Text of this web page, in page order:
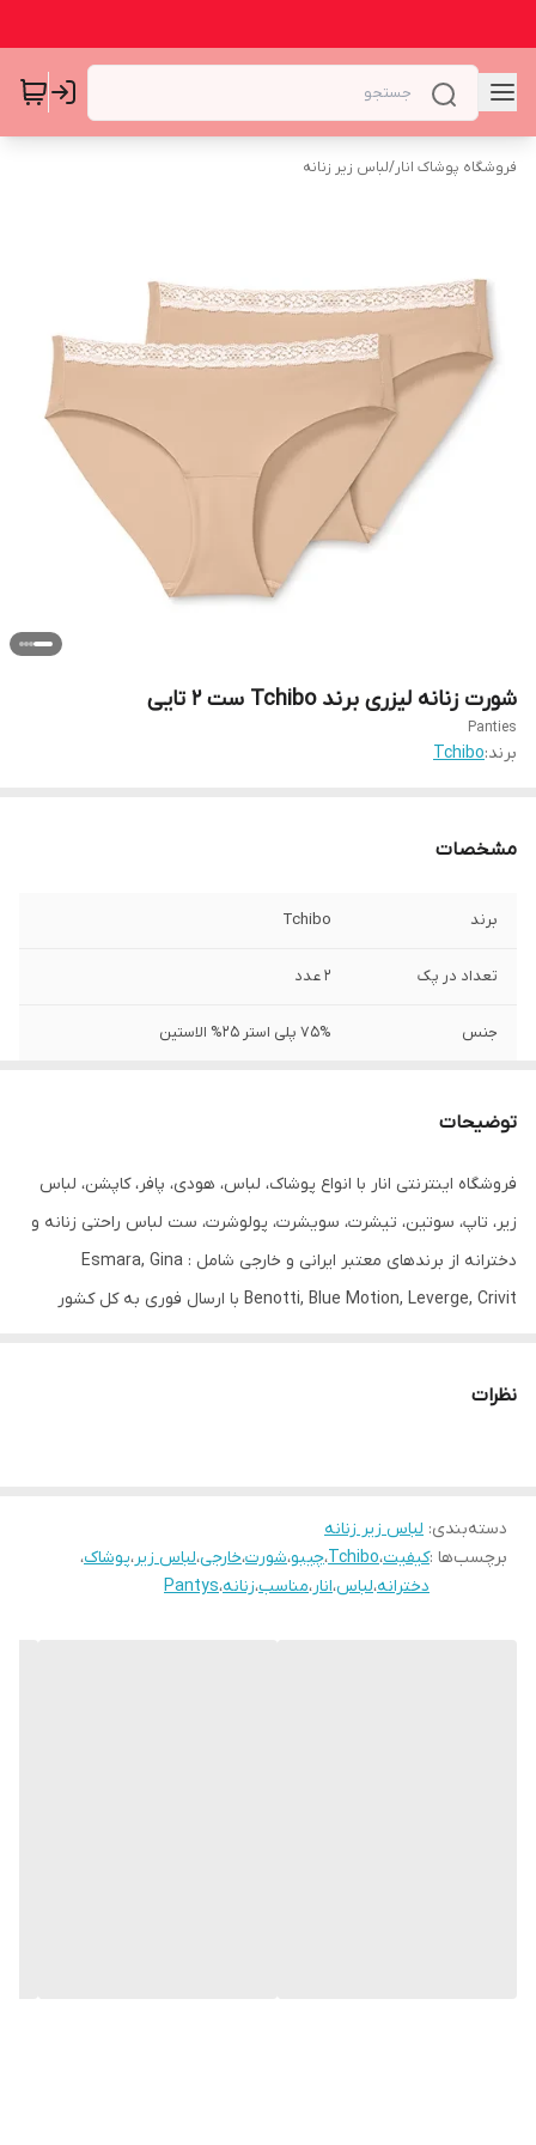
فروشگاه پوشاک انار/لباس زیر زنانه
شورت زنانه لیزری برند Tchibo ست 2 تایی
Panties
برند:Tchibo
مشخصات
برند Tchibo
تعداد در پک 2 عدد
جنس 75% پلی استر 25% الاستین
XL 48/50
طرح لیزری + کمر نوار گیپور
قابلیت بازگشت
توضیحات
فروشگاه اینترنتی انار با انواع پوشاک، لباس، هودی، پافر، کاپشن، لباس
زیر، تاپ، سوتین، تیشرت، سویشرت، پولوشرت، ست لباس راحتی زنانه و
دخترانه از برندهای معتبر ایرانی و خارجی شامل : Esmara, Gina
Benotti, Blue Motion, Leverge, Crivit با ارسال فوری به کل کشور
نظرات
دسته‌بندی: لباس زیر زنانه
برچسب‌ها :کیفیت،Tchibo،چیبو،شورت،خارجی،لباس زیر،پوشاک،
دخترانه،لباس،انار،مناسب،زنانه،Pantys